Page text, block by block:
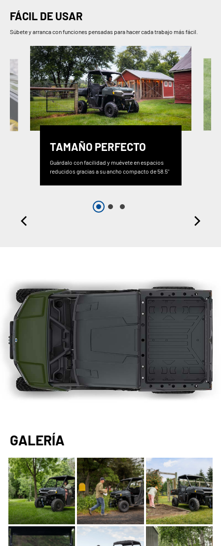
FÁCIL DE USAR
Súbete y arranca con funciones pensadas para hacer cada trabajo más fácil.
TAMAÑO PERFECTO
Guárdalo con facilidad y muévete en espacios
reducidos gracias a su ancho compacto de 58.5"
GALERÍA